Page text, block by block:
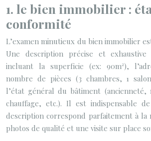
1. le bien immobilier :
conformité
L’examen minutieux du bien immobilier
Une description précise et exhaustive
incluant la superficie (ex: 90m²),
nombre de pièces (3 chambres, 1
l’état général du bâtiment (ancienneté,
chauffage, etc.). Il est indispensable
description correspond parfaitement à la
photos de qualité et une visite sur place